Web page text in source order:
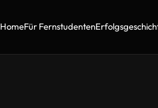
HomeFür Fernstudenten